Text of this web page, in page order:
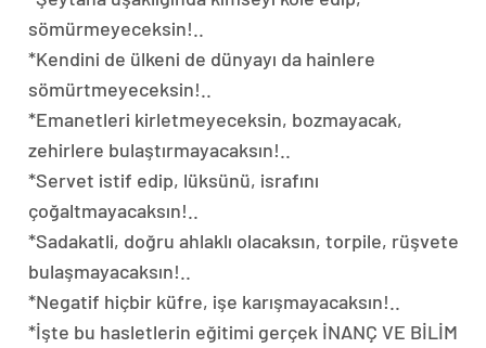
sömürmeyeceksin!..
*Kendini de ülkeni de dünyayı da hainlere
sömürtmeyeceksin!..
*Emanetleri kirletmeyeceksin, bozmayacak,
zehirlere bulaştırmayacaksın!..
*Servet istif edip, lüksünü, israfını
çoğaltmayacaksın!..
*Sadakatli, doğru ahlaklı olacaksın, torpile, rüşvete
bulaşmayacaksın!..
*Negatif hiçbir küfre, işe karışmayacaksın!..
*İşte bu hasletlerin eğitimi gerçek İNANÇ VE BİLİM